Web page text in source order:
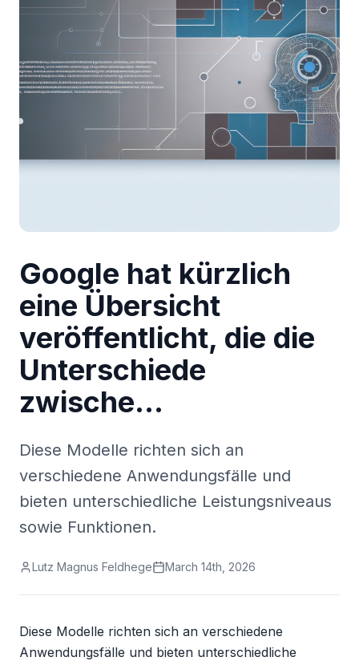
Google hat kürzlich
eine Übersicht
veröffentlicht, die die
Unterschiede
zwische…
Diese Modelle richten sich an
verschiedene Anwendungsfälle und
bieten unterschiedliche Leistungsniveaus
sowie Funktionen.
Lutz Magnus Feldhege March 14th, 2026
Diese Modelle richten sich an verschiedene
Anwendungsfälle und bieten unterschiedliche